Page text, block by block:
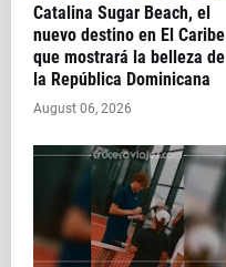
Catalina Sugar Beach, el
nuevo destino en El Caribe
que mostrará la belleza de
la República Dominicana
August 06, 2026